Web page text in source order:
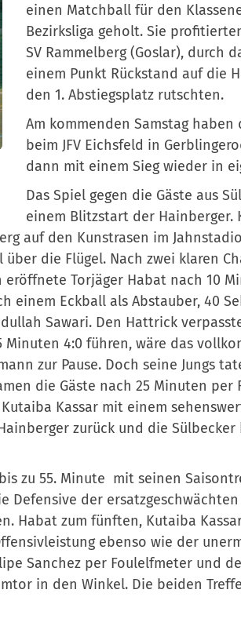
einen Matchball für den
Bezirksliga geholt. Sie
SV Rammelberg (Goslar), durch
einem Punkt Rückstand auf die
den 1. Abstiegsplatz rutschten.
Am kommenden Samstag haben
beim JFV Eichsfeld in
dann mit einem Sieg wieder in
Das Spiel gegen die Gäste aus
einem Blitzstart der Hainberger.
auf den Kunstrasen im
die Flügel. Nach zwei klaren
Torjäger Habat nach 10
einem Eckball als Abstauber, 40
Sawari. Den Hattrick
Minuten 4:0 führen, wäre das
zur Pause. Doch seine Jungs
die Gäste nach 25 Minuten per
Kassar mit einem
zurück und die Sülbecker
zu 55. Minute mit seinen
der ersatzgeschwächten
Habat zum fünften, Kutaiba
ebenso wie der
Sanchez per Foulelfmeter und
in den Winkel. Die beiden